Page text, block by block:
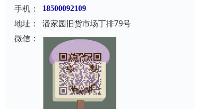
手机：
18500092109
地址：
潘家园旧货市场丁排79号
微信：